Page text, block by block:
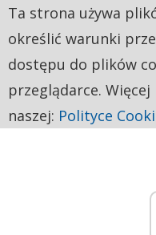
Ta strona używa
określić warunki
dostępu do plików
przeglądarce.
naszej: Polityce